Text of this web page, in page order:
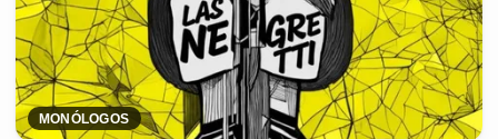
MONÓLOGOS